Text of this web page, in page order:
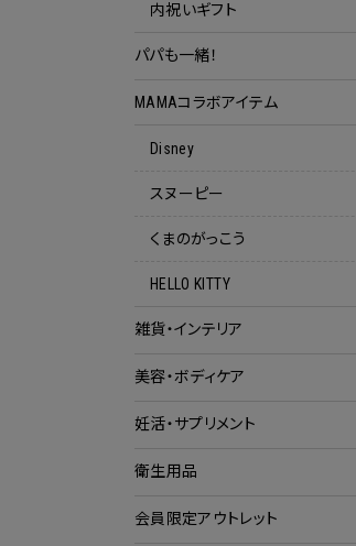
内祝いギフト
パパも一緒！
MAMAコラボアイテム
Disney
スヌーピー
くまのがっこう
HELLO KITTY
雑貨・インテリア
美容・ボディケア
妊活・サプリメント
衛生用品
会員限定アウトレット